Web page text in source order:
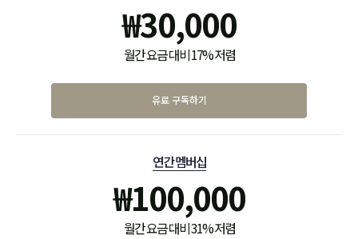
₩30,000
월간 요금 대비 17% 저렴
유료 구독하기
연간 멤버십
₩100,000
월간 요금 대비 31% 저렴